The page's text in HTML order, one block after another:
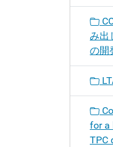
み出
の開
for a
TPC